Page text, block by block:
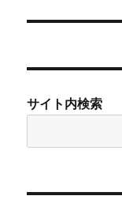
ー
ン
投
サイト内検索